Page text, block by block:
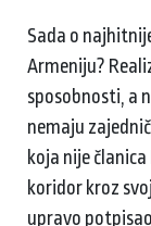
Sada o
Armeniju?
sposobnosti, a
nemaju
koja nije
koridor kroz
upravo